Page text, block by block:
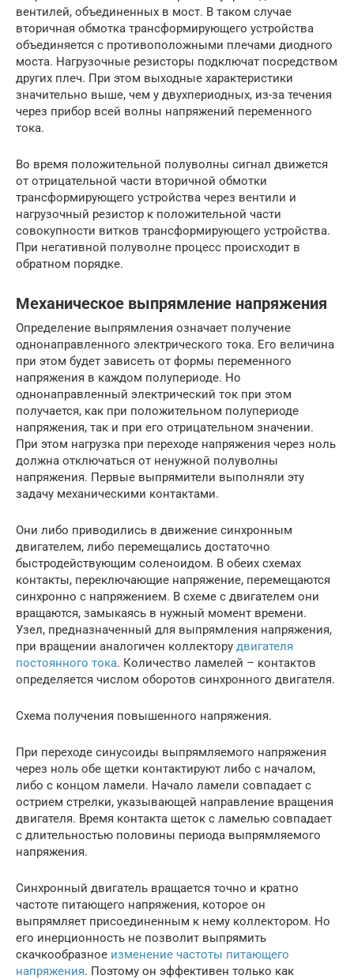
вентилей, объединенных в мост. В таком случае
вторичная обмотка трансформирующего устройства
объединяется с противоположными плечами диодного
моста. Нагрузочные резисторы подключат посредством
других плеч. При этом выходные характеристики
значительно выше, чем у двухпериодных, из-за течения
через прибор всей волны напряжений переменного
тока.
Во время положительной полуволны сигнал движется
от отрицательной части вторичной обмотки
трансформирующего устройства через вентили и
нагрузочный резистор к положительной части
совокупности витков трансформирующего устройства.
При негативной полуволне процесс происходит в
обратном порядке.
Механическое выпрямление напряжения
Определение выпрямления означает получение
однонаправленного электрического тока. Его величина
при этом будет зависеть от формы переменного
напряжения в каждом полупериоде. Но
однонаправленный электрический ток при этом
получается, как при положительном полупериоде
напряжения, так и при его отрицательном значении.
При этом нагрузка при переходе напряжения через ноль
должна отключаться от ненужной полуволны
напряжения. Первые выпрямители выполняли эту
задачу механическими контактами.
Они либо приводились в движение синхронным
двигателем, либо перемещались достаточно
быстродействующим соленоидом. В обеих схемах
контакты, переключающие напряжение, перемещаются
синхронно с напряжением. В схеме с двигателем они
вращаются, замыкаясь в нужный момент времени.
Узел, предназначенный для выпрямления напряжения,
при вращении аналогичен коллектору двигателя
постоянного тока. Количество ламелей – контактов
определяется числом оборотов синхронного двигателя.
Схема получения повышенного напряжения.
При переходе синусоиды выпрямляемого напряжения
через ноль обе щетки контактируют либо с началом,
либо с концом ламели. Начало ламели совпадает с
острием стрелки, указывающей направление вращения
двигателя. Время контакта щеток с ламелью совпадает
с длительностью половины периода выпрямляемого
напряжения.
Синхронный двигатель вращается точно и кратно
частоте питающего напряжения, которое он
выпрямляет присоединенным к нему коллектором. Но
его инерционность не позволит выпрямить
скачкообразное изменение частоты питающего
напряжения. Поэтому он эффективен только как